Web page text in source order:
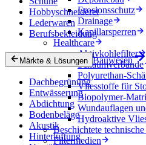
Erosionsschutz
Drainage
Kapillarsperren
Healthcare
Aktivkohlefilter
Schaumverbände
Polyurethan-
Vliesstoffe für
Biopolymer-
Wundauflagen
Hydroaktive
Beschichtete
Filtermedien
Hobbyschneiderei
Lederwaren
Berufsbekleidung
Märkte & Lösungen Bauwesen
Dachbegrünung
Entwässerung
Abdichtung
Bodenbeläge
Akustik
Hinterlüftung